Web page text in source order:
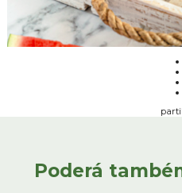
Poderá